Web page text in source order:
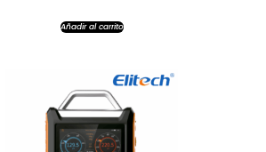
Añadir al carrito